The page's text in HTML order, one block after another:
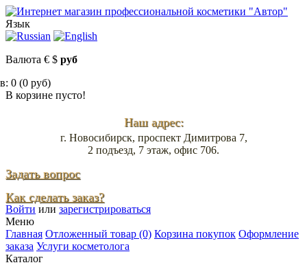
Язык
Валюта € $ руб
0 (0 руб)
В корзине пусто!
Наш адрес:
г. Новосибирск, проспект Димитрова 7,
2 подъезд, 7 этаж, офис 706.
Задать вопрос
Как сделать заказ?
Войти или зарегистрироваться
Меню
Главная Отложенный товар (0) Корзина покупок Оформление
заказа Услуги косметолога
Каталог